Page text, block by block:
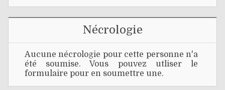
Nécrologie
Aucune nécrologie pour cette personne n'a
été soumise. Vous pouvez utliser le
formulaire pour en soumettre une.